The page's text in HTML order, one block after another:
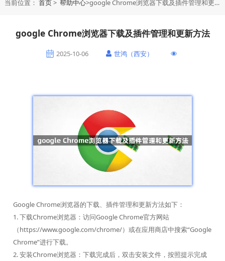
当前位置： 首页> 帮助中心>google Chrome浏览器下载及插件管理和更新方法
google Chrome浏览器下载及插件管理和更新方法
2025-10-06 世鸿（西安）
Google Chrome浏览器的下载、插件管理和更新方法如下：
1. 下载Chrome浏览器：访问Google Chrome官方网站
（https://www.google.com/chrome/）或在应用商店中搜索“Google
Chrome”进行下载。
2. 安装Chrome浏览器：下载完成后，双击安装文件，按照提示完成